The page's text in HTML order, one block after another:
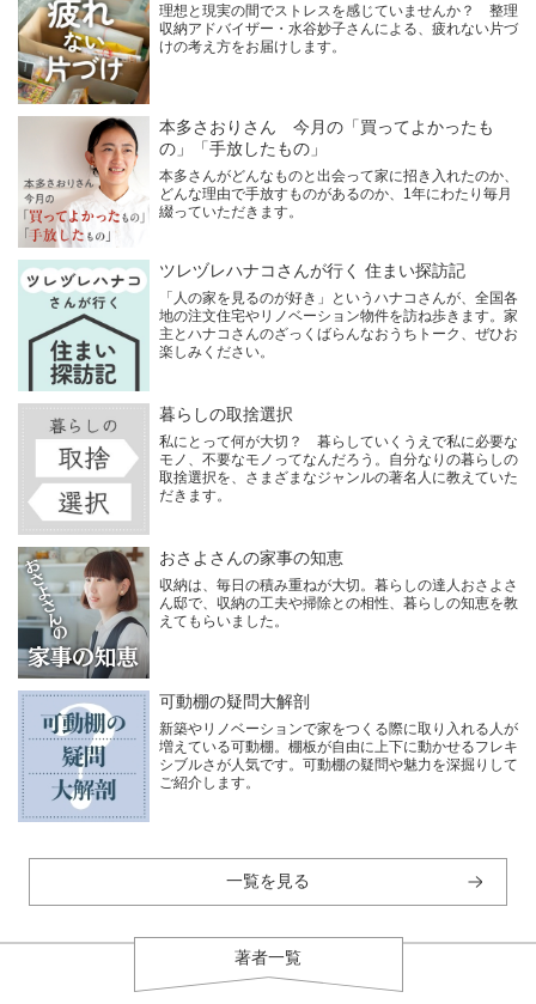
理想と現実の間でストレスを感じていませんか？ 整理
収納アドバイザー・水谷妙子さんによる、疲れない片づ
けの考え方をお届けします。
本多さおりさん 今月の「買ってよかったも
の」「手放したもの」
本多さんがどんなものと出会って家に招き入れたのか、
どんな理由で手放すものがあるのか、1年にわたり毎月
綴っていただきます。
ツレヅレハナコさんが行く 住まい探訪記
「人の家を見るのが好き」というハナコさんが、全国各
地の注文住宅やリノベーション物件を訪ね歩きます。家
主とハナコさんのざっくばらんなおうちトーク、ぜひお
楽しみください。
暮らしの取捨選択
私にとって何が大切？ 暮らしていくうえで私に必要な
モノ、不要なモノってなんだろう。自分なりの暮らしの
取捨選択を、さまざまなジャンルの著名人に教えていた
だきます。
おさよさんの家事の知恵
収納は、毎日の積み重ねが大切。暮らしの達人おさよさ
ん邸で、収納の工夫や掃除との相性、暮らしの知恵を教
えてもらいました。
可動棚の疑問大解剖
新築やリノベーションで家をつくる際に取り入れる人が
増えている可動棚。棚板が自由に上下に動かせるフレキ
シブルさが人気です。可動棚の疑問や魅力を深掘りして
ご紹介します。
一覧を見る
著者一覧